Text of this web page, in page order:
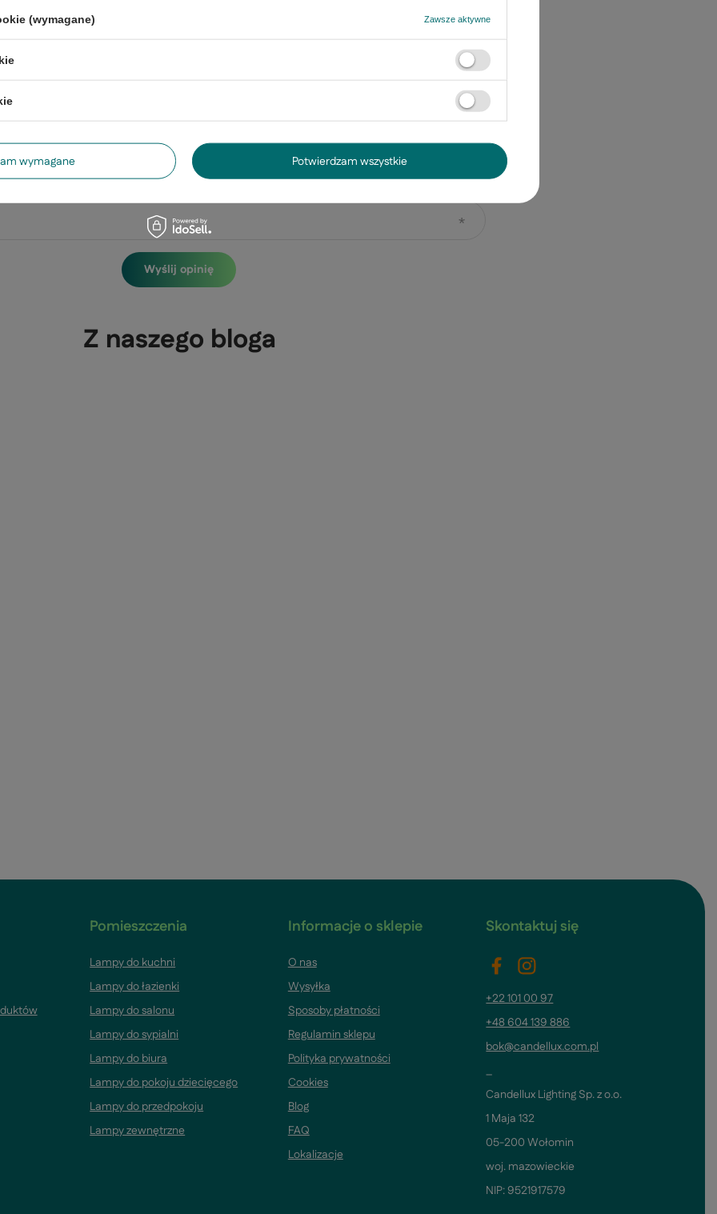
Wyślij opinię
Z naszego bloga
Pomieszczenia
Lampy do kuchni
Lampy do łazienki
Lampy do salonu
Lampy do sypialni
Lampy do biura
Lampy do pokoju dziecięcego
Lampy do przedpokoju
Lampy zewnętrzne
Informacje o sklepie
O nas
Wysyłka
Sposoby płatności
Regulamin sklepu
Polityka prywatności
Cookies
Blog
FAQ
Lokalizacje
Skontaktuj się
+22 101 00 97
+48 604 139 886
bok@candellux.com.pl
_
Candellux Lighting Sp. z o.o.
1 Maja 132
05-200 Wołomin
woj. mazowieckie
NIP: 9521917579
(wymagane) Zawsze aktywne
wymagane Potwierdzam wszystkie